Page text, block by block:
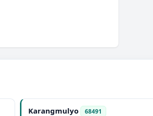
Karangmulyo 68491